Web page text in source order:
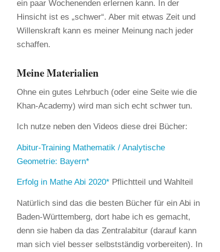
ein paar Wochenenden erlernen kann. In der
Hinsicht ist es „schwer“. Aber mit etwas Zeit und
Willenskraft kann es meiner Meinung nach jeder
schaffen.
Meine Materialien
Ohne ein gutes Lehrbuch (oder eine Seite wie die
Khan-Academy) wird man sich echt schwer tun.
Ich nutze neben den Videos diese drei Bücher:
Abitur-Training Mathematik / Analytische
Geometrie: Bayern
Erfolg in Mathe Abi 2020 Pflichtteil und Wahlteil
Natürlich sind das die besten Bücher für ein Abi in
Baden-Württemberg, dort habe ich es gemacht,
denn sie haben da das Zentralabitur (darauf kann
man sich viel besser selbstständig vorbereiten). In